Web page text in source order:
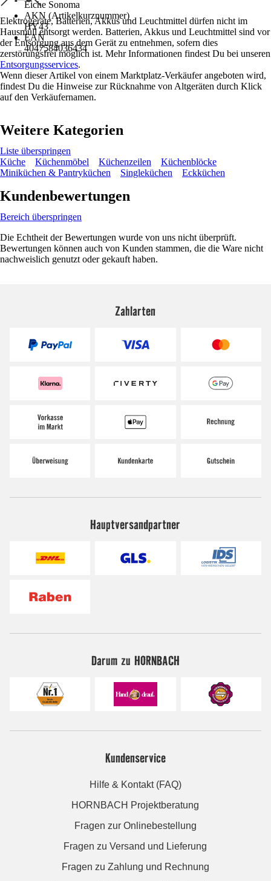
Eiche Sonoma
AKN (Artikelkurznummer)
HY43
EAN
4047584036434
Elektrogeräte, Batterien, Akkus und Leuchtmittel dürfen nicht im
Hausmüll entsorgt werden. Batterien, Akkus und Leuchtmittel sind vor
der Entsorgung aus dem Gerät zu entnehmen, sofern dies
zerstörungsfrei möglich ist. Mehr Informationen findest Du bei unseren
Entsorgungsservices.
Wenn dieser Artikel von einem Marktplatz-Verkäufer angeboten wird,
findest Du die Hinweise zur Rücknahme von Altgeräten durch Klick
auf den Verkäufernamen.
Weitere Kategorien
Liste überspringen
Küche
Küchenmöbel Küchenzeilen
Küchenblöcke
Miniküchen & Pantryküchen
Singleküchen Eckküchen
Kundenbewertungen
Bereich überspringen
Die Echtheit der Bewertungen wurde von uns nicht überprüft.
Bewertungen können auch von Kunden stammen, die die Ware nicht
nachweislich genutzt oder gekauft haben.
Zahlarten
Hauptversandpartner
Darum zu HORNBACH
Kundenservice
Hilfe & Kontakt (FAQ)
HORNBACH Projektberatung
Fragen zur Onlinebestellung
Fragen zu Versand und Lieferung
Fragen zu Zahlung und Rechnung